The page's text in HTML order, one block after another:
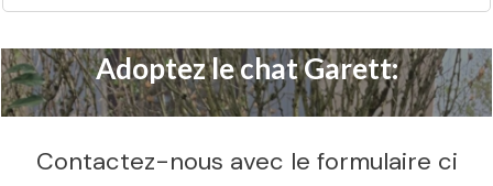
Adoptez le chat Garett:
Contactez-nous avec le formulaire ci